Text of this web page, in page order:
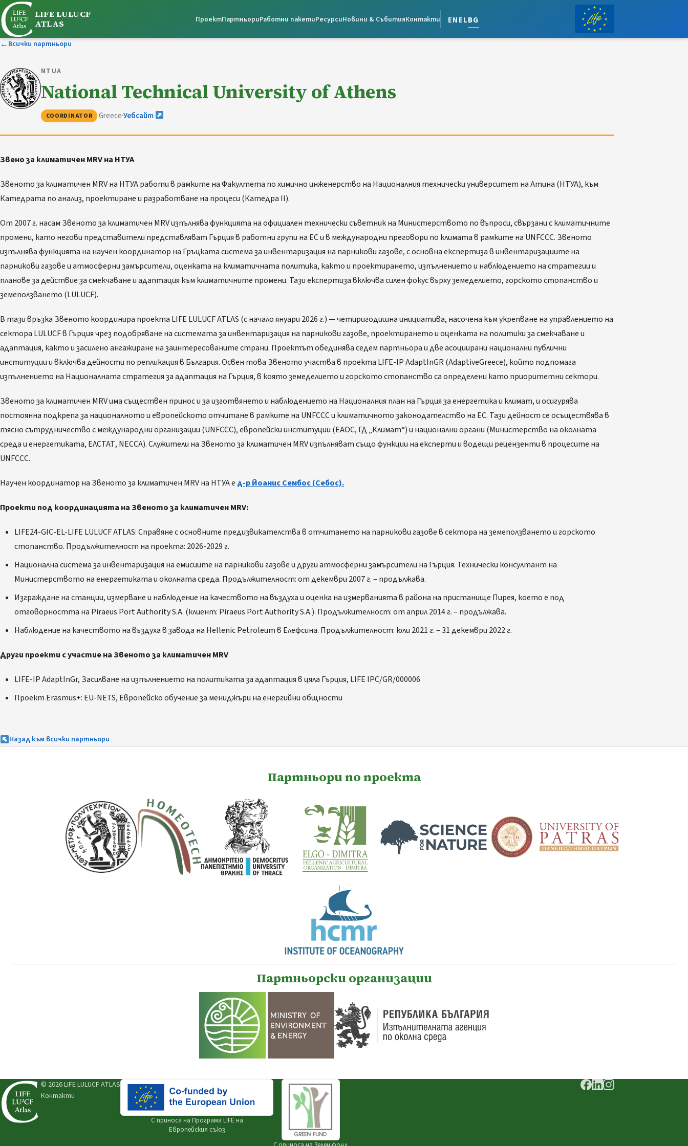
LIFE LULUCF
ATLAS
ПроектПартньориРаботни пакетиРесурсиНовини & СъбитияКонтакти enelbg
← Всички партньори
NTUA
National Technical University of Athens
COORDINATOR ·Greece·Уебсайт
Звено за климатичен MRV на НТУА
Звеното за климатичен MRV на НТУА работи в рамките на Факултета по химично инженерство на Националния технически университет на Атина (НТУА), към
Катедрата по анализ, проектиране и разработване на процеси (Катедра II).
От 2007 г. насам Звеното за климатичен MRV изпълнява функцията на официален технически съветник на Министерството по въпроси, свързани с климатичните
промени, като негови представители представляват Гърция в работни групи на ЕС и в международни преговори по климата в рамките на UNFCCC. Звеното
изпълнява функцията на научен координатор на Гръцката система за инвентаризация на парникови газове, с основна експертиза в инвентаризациите на
парникови газове и атмосферни замърсители, оценката на климатичната политика, както и проектирането, изпълнението и наблюдението на стратегии и
планове за действие за смекчаване и адаптация към климатичните промени. Тази експертиза включва силен фокус върху земеделието, горското стопанство и
земеползването (LULUCF).
В тази връзка Звеното координира проекта LIFE LULUCF ATLAS (с начало януари 2026 г.) — четиригодишна инициатива, насочена към укрепване на управлението на
сектора LULUCF в Гърция чрез подобряване на системата за инвентаризация на парникови газове, проектирането и оценката на политики за смекчаване и
адаптация, както и засилено ангажиране на заинтересованите страни. Проектът обединява седем партньора и две асоциирани национални публични
институции и включва дейности по репликация в България. Освен това Звеното участва в проекта LIFE-IP AdaptInGR (AdaptiveGreece), който подпомага
изпълнението на Националната стратегия за адаптация на Гърция, в която земеделието и горското стопанство са определени като приоритетни сектори.
Звеното за климатичен MRV има съществен принос и за изготвянето и наблюдението на Националния план на Гърция за енергетика и климат, и осигурява
постоянна подкрепа за националното и европейското отчитане в рамките на UNFCCC и климатичното законодателство на ЕС. Тази дейност се осъществява в
тясно сътрудничество с международни организации (UNFCCC), европейски институции (ЕАОС, ГД „Климат“) и национални органи (Министерство на околната
среда и енергетиката, ЕЛСТАТ, NECCA). Служители на Звеното за климатичен MRV изпълняват също функции на експерти и водещи рецензенти в процесите на
UNFCCC.
Научен координатор на Звеното за климатичен MRV на НТУА е д-р Йоанис Сембос (Себос).
Проекти под координацията на Звеното за климатичен MRV:
LIFE24-GIC-EL-LIFE LULUCF ATLAS: Справяне с основните предизвикателства в отчитането на парникови газове в сектора на земеползването и горското
стопанство. Продължителност на проекта: 2026-2029 г.
Национална система за инвентаризация на емисиите на парникови газове и други атмосферни замърсители на Гърция. Технически консултант на
Министерството на енергетиката и околната среда. Продължителност: от декември 2007 г. – продължава.
Изграждане на станции, измерване и наблюдение на качеството на въздуха и оценка на измерванията в района на пристанище Пирея, което е под
отговорността на Piraeus Port Authority S.A. (клиент: Piraeus Port Authority S.A.). Продължителност: от април 2014 г. – продължава.
Наблюдение на качеството на въздуха в завода на Hellenic Petroleum в Елефсина. Продължителност: юли 2021 г. – 31 декември 2022 г.
Други проекти с участие на Звеното за климатичен MRV
LIFE-IP AdaptInGr, Засилване на изпълнението на политиката за адаптация в цяла Гърция, LIFE IPC/GR/000006
Проект Erasmus+: EU-NETS, Европейско обучение за мениджъри на енергийни общности
Назад към всички партньори
Партньори по проекта
Партньорски организации
© 2026 LIFE LULUCF ATLAS
Контакти
С приноса на Програма LIFE на
Европейския съюз